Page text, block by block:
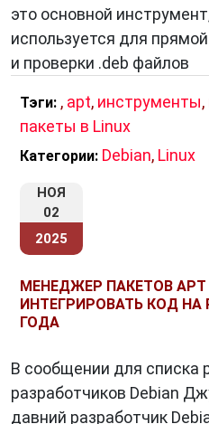
это основной
используется для
и проверки .deb файлов
Тэги: , apt, инструменты,
пакеты в Linux
Категории: Debian, Linux
НОЯ
02
2025
МЕНЕДЖЕР ПАКЕТОВ APT
ИНТЕГРИРОВАТЬ КОД НА
ГОДА
В сообщении для списка
разработчиков Debian
давний разработчик